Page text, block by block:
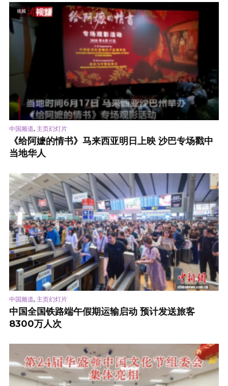
视频
中国频道, 主页幻灯片
《给阿嬷的情书》马来西亚明日上映 沙巴专场戳中
当地华人
中国频道, 主页幻灯片
中国全国铁路端午假期运输启动 预计发送旅客
8300万人次